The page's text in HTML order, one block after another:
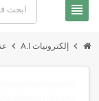
view_headline
chevron_right إلكترونيات A.I chevron_right